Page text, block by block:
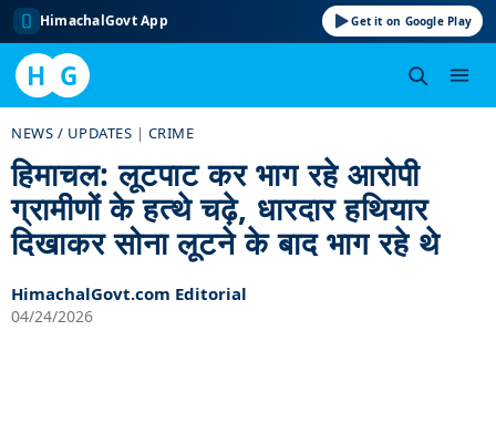
HimachalGovt App Get it on Google Play
H G
content
NEWS / UPDATES | CRIME
हिमाचल: लूटपाट कर भाग रहे आरोपी
ग्रामीणों के हत्थे चढ़े, धारदार हथियार
दिखाकर सोना लूटने के बाद भाग रहे थे
HimachalGovt.com Editorial
04/24/2026